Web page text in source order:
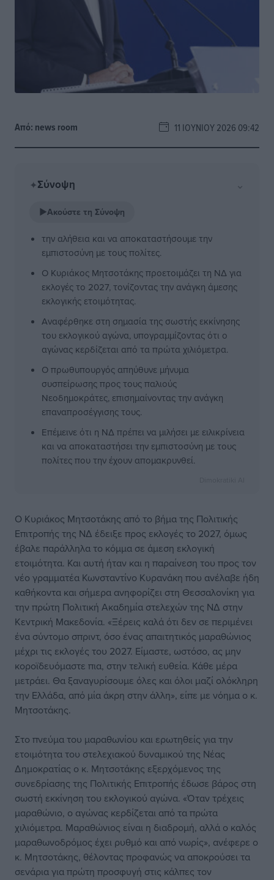
Από: news room 11 ΙΟΥΝΊΟΥ 2026 09:42
✦Σύνοψη ⌄
▶Ακούστε τη Σύνοψη
την αλήθεια και να αποκαταστήσουμε την
εμπιστοσύνη με τους πολίτες.
Ο Κυριάκος Μητσοτάκης προετοιμάζει τη ΝΔ για
εκλογές το 2027, τονίζοντας την ανάγκη άμεσης
εκλογικής ετοιμότητας.
Αναφέρθηκε στη σημασία της σωστής εκκίνησης
του εκλογικού αγώνα, υπογραμμίζοντας ότι ο
αγώνας κερδίζεται από τα πρώτα χιλιόμετρα.
Ο πρωθυπουργός απηύθυνε μήνυμα
συσπείρωσης προς τους παλιούς
Νεοδημοκράτες, επισημαίνοντας την ανάγκη
επαναπροσέγγισης τους.
Επέμεινε ότι η ΝΔ πρέπει να μιλήσει με ειλικρίνεια
και να αποκαταστήσει την εμπιστοσύνη με τους
πολίτες που την έχουν απομακρυνθεί.
Ο Κυριάκος Μητσοτάκης από το βήμα της Πολιτικής
Επιτροπής της ΝΔ έδειξε προς εκλογές το 2027, όμως
έβαλε παράλληλα το κόμμα σε άμεση εκλογική
ετοιμότητα. Και αυτή ήταν και η παραίνεση του προς τον
νέο γραμματέα Κωνσταντίνο Κυρανάκη που ανέλαβε ήδη
καθήκοντα και σήμερα ανηφορίζει στη Θεσσαλονίκη για
την πρώτη Πολιτική Ακαδημία στελεχών της ΝΔ στην
Κεντρική Μακεδονία. «Ξέρεις καλά ότι δεν σε περιμένει
ένα σύντομο σπριντ, όσο ένας απαιτητικός μαραθώνιος
μέχρι τις εκλογές του 2027. Είμαστε, ωστόσο, ας μην
κοροϊδευόμαστε πια, στην τελική ευθεία. Κάθε μέρα
μετράει. Θα ξαναγυρίσουμε όλες και όλοι μαζί ολόκληρη
την Ελλάδα, από μία άκρη στην άλλη», είπε με νόημα ο κ.
Μητσοτάκης.
Στο πνεύμα του μαραθωνίου και ερωτηθείς για την
ετοιμότητα του στελεχιακού δυναμικού της Νέας
Δημοκρατίας ο κ. Μητσοτάκης εξερχόμενος της
συνεδρίασης της Πολιτικής Επιτροπής έδωσε βάρος στη
σωστή εκκίνηση του εκλογικού αγώνα. «Όταν τρέχεις
μαραθώνιο, ο αγώνας κερδίζεται από τα πρώτα
χιλιόμετρα. Μαραθώνιος είναι η διαδρομή, αλλά ο καλός
μαραθωνοδρόμος έχει ρυθμό και από νωρίς», ανέφερε ο
κ. Μητσοτάκης, θέλοντας προφανώς να αποκρούσει τα
σενάρια για πρώτη προσφυγή στις κάλπες τον